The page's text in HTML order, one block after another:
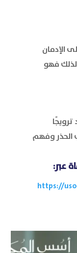
الإدمان
لذلك فهو
ترويجًا
الحذر وفهم
عبر:
https://